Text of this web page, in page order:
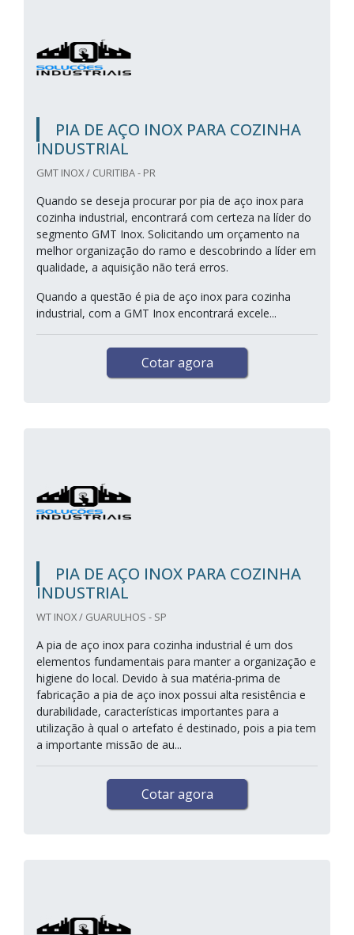
PIA DE AÇO INOX PARA COZINHA
INDUSTRIAL
GMT INOX / CURITIBA - PR
Quando se deseja procurar por pia de aço inox para
cozinha industrial, encontrará com certeza na líder do
segmento GMT Inox. Solicitando um orçamento na
melhor organização do ramo e descobrindo a líder em
qualidade, a aquisição não terá erros.
Quando a questão é pia de aço inox para cozinha
industrial, com a GMT Inox encontrará excele...
Cotar agora
PIA DE AÇO INOX PARA COZINHA
INDUSTRIAL
WT INOX / GUARULHOS - SP
A pia de aço inox para cozinha industrial é um dos
elementos fundamentais para manter a organização e
higiene do local. Devido à sua matéria-prima de
fabricação a pia de aço inox possui alta resistência e
durabilidade, características importantes para a
utilização à qual o artefato é destinado, pois a pia tem
a importante missão de au...
Cotar agora